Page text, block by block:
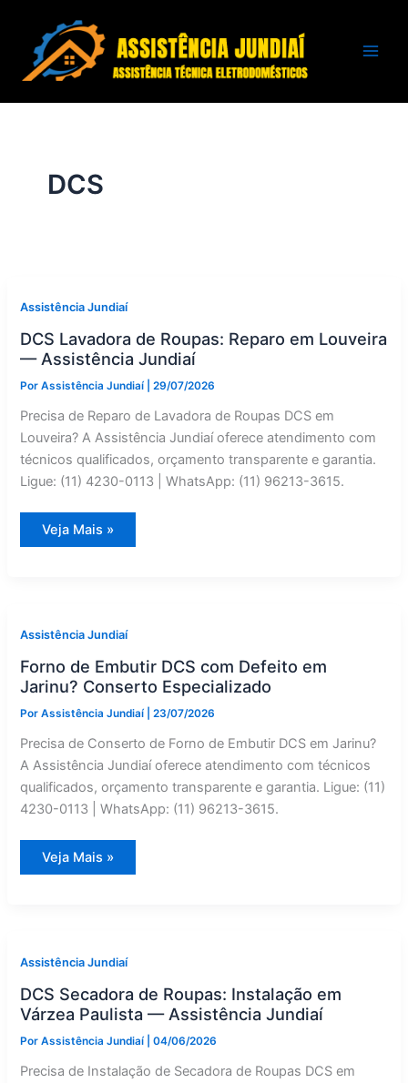
conteúdo
DCS
Assistência Jundiaí
DCS Lavadora de Roupas: Reparo em Louveira
— Assistência Jundiaí
PorAssistência Jundiaí |29/07/2026
Precisa de Reparo de Lavadora de Roupas DCS em
Louveira? A Assistência Jundiaí oferece atendimento com
técnicos qualificados, orçamento transparente e garantia.
Ligue: (11) 4230-0113 | WhatsApp: (11) 96213-3615.
DCS
Lavadora
Assistência
Jundiaí
Veja Mais »
Assistência Jundiaí
Forno de Embutir DCS com Defeito em
Jarinu? Conserto Especializado
PorAssistência Jundiaí |23/07/2026
Precisa de Conserto de Forno de Embutir DCS em Jarinu?
A Assistência Jundiaí oferece atendimento com técnicos
qualificados, orçamento transparente e garantia. Ligue: (11)
4230-0113 | WhatsApp: (11) 96213-3615.
Forno
de
Conserto
Especializado
Veja Mais »
Assistência Jundiaí
DCS Secadora de Roupas: Instalação em
Várzea Paulista — Assistência Jundiaí
PorAssistência Jundiaí |04/06/2026
Precisa de Instalação de Secadora de Roupas DCS em